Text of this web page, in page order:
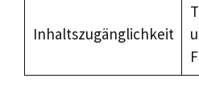
Inhaltszugänglichkeit